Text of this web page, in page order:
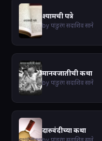
श्यामची पत्रे
by पांडुरंग सदाशिव साने
मानवजातीची कथा
by पांडुरंग सदाशिव साने
दारुवंदीच्या कथा